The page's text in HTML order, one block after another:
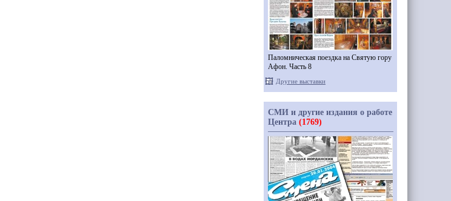
Паломническая поездка на Святую гору
Афон. Часть 8
Другие выставки
СМИ и другие издания о работе
Центра (1769)